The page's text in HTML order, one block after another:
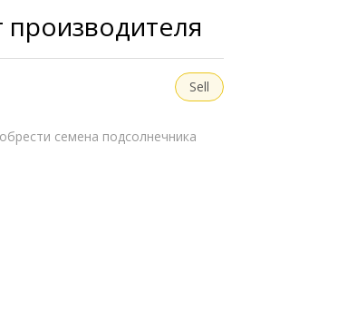
Sell
семена подсолнечника